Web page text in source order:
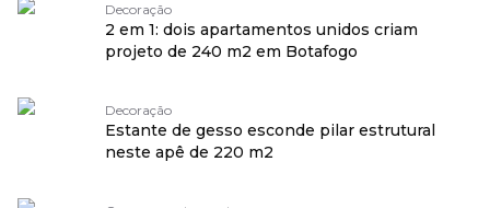
Decoração
2 em 1: dois apartamentos unidos criam
projeto de 240 m2 em Botafogo
Decoração
Estante de gesso esconde pilar estrutural
neste apê de 220 m2